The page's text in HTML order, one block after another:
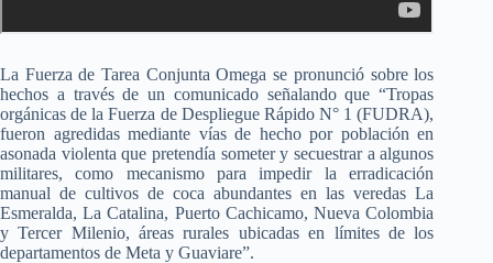
La Fuerza de Tarea Conjunta Omega se pronunció sobre los
hechos a través de un comunicado señalando que “Tropas
orgánicas de la Fuerza de Despliegue Rápido N° 1 (FUDRA),
fueron agredidas mediante vías de hecho por población en
asonada violenta que pretendía someter y secuestrar a algunos
militares, como mecanismo para impedir la erradicación
manual de cultivos de coca abundantes en las veredas La
Esmeralda, La Catalina, Puerto Cachicamo, Nueva Colombia
y Tercer Milenio, áreas rurales ubicadas en límites de los
departamentos de Meta y Guaviare”.